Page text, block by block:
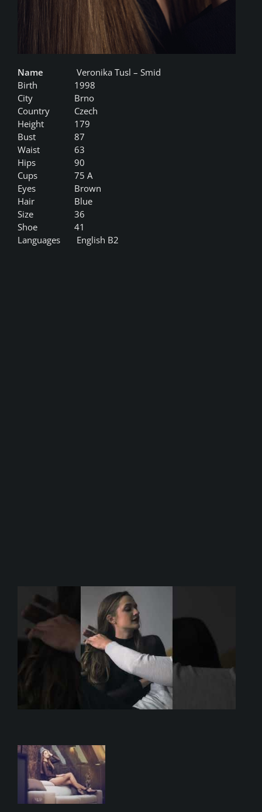
Name
Veronika Tusl – Smid
Birth
1998
City
Brno
Country
Czech
Height
179
Bust
87
Waist
63
Hips
90
Cups
75 A
Eyes
Brown
Hair
Blue
Size
36
Shoe
41
Languages
English B2